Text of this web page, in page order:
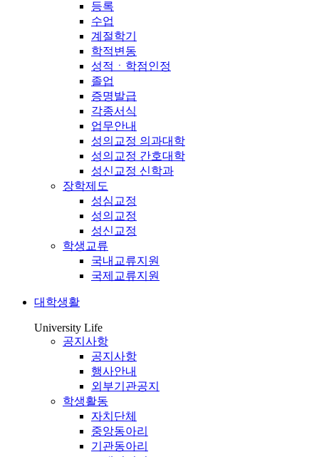
등록
수업
계절학기
학적변동
성적ㆍ학점인정
졸업
증명발급
각종서식
업무안내
성의교정 의과대학
성의교정 간호대학
성신교정 신학과
장학제도
성심교정
성의교정
성신교정
학생교류
국내교류지원
국제교류지원
대학생활
University Life
공지사항
공지사항
행사안내
외부기관공지
학생활동
자치단체
중앙동아리
기관동아리